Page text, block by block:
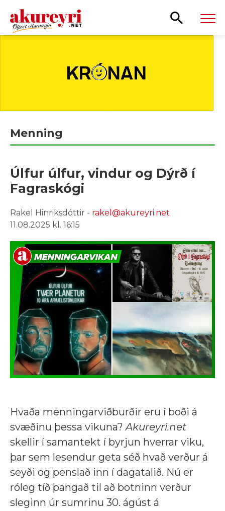
Menning
Úlfur úlfur, vindur og Dýrð í
Fagraskógi
Rakel Hinriksdóttir - rakel@akureyri.net
11.08.2025 kl. 16:15
Hvaða menningarviðburðir eru í boði á
svæðinu þessa vikuna?Akureyri.net
skellir í samantekt í byrjun hverrar viku,
þar sem lesendur geta séð hvað verður á
seyði og penslað inn í dagatalið. Nú er
róleg tíð þangað til að botninn verður
sleginn úr sumrinu 30. ágúst á